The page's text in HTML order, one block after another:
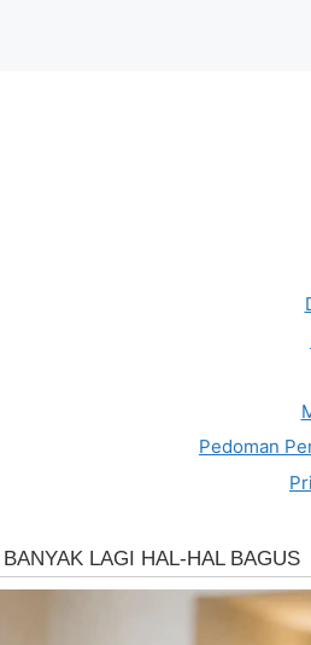
Pedoman